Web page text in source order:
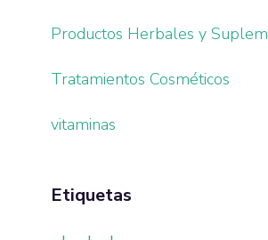
Productos Herbales y
Tratamientos Cosméticos
vitaminas
Etiquetas